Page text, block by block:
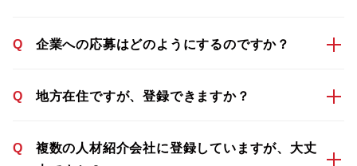
Q 企業への応募はどのようにするのですか？
Q 地方在住ですが、登録できますか？
Q
複数の人材紹介会社に登録していますが、大丈